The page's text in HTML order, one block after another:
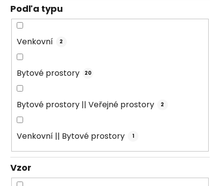
Podľa typu
Venkovní 2
Bytové prostory 20
Bytové prostory || Veřejné prostory 2
Venkovní || Bytové prostory 1
Vzor